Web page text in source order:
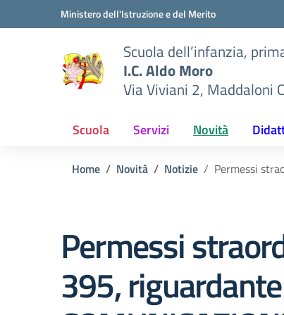
Vai ai contenuti
Vai al menu di navigazioneMinistero dell'Istruzione e del Merito
Scuola dell’infanzia,
I.C. Aldo Moro
Via Viviani 2, Maddaloni
Scuola Servizi Novità
Home Novità Notizie Permessi
Permessi
395,